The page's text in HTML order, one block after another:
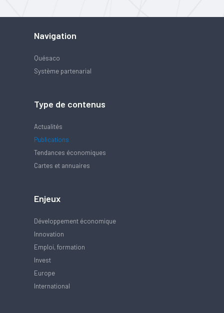
Navigation
Quésaco
Système partenarial
Type de contenus
Actualités
Publications
Tendances économiques
Cartes et annuaires
Enjeux
Développement économique
Innovation
Emploi, formation
Invest
Europe
International